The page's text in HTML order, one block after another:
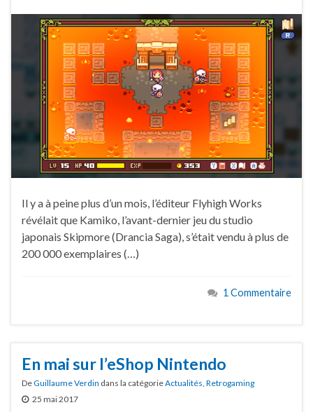
Il y a à peine plus d’un mois, l’éditeur Flyhigh Works
révélait que Kamiko, l’avant-dernier jeu du studio
japonais Skipmore (Drancia Saga), s’était vendu à plus de
200 000 exemplaires (…)
1 Commentaire
En mai sur l’eShop Nintendo
DeGuillaume Verdin dans la catégorieActualités Retrogaming
25 mai 2017